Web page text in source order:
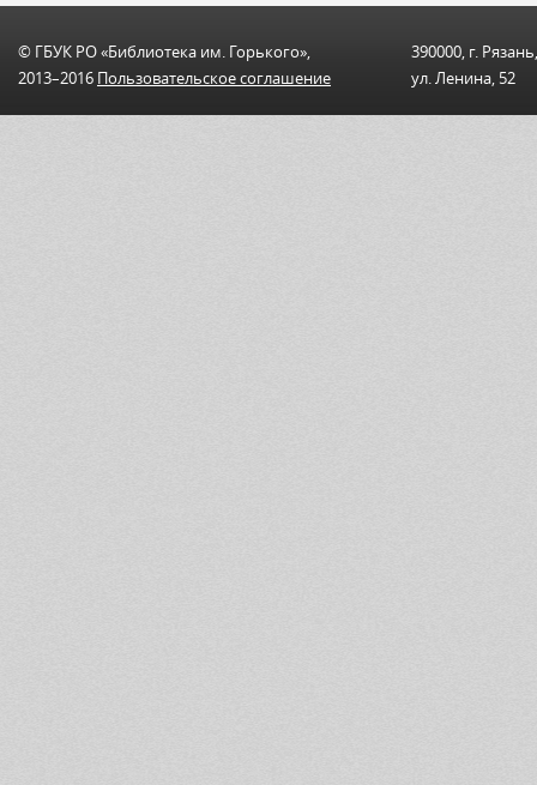
© ГБУК РО «Библиотека им. Горького»,
2013–2016 Пользовательскоe соглашениe
390000, г. Рязань,
ул. Ленина, 52